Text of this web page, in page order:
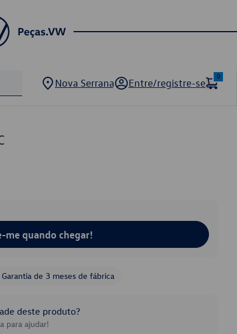
Nova Serrana Entre/registre-se
0
me quando chegar!
Garantia de 3 meses de fábrica
deste produto?
para ajudar!